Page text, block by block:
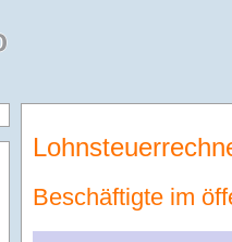
Beschäftigte im